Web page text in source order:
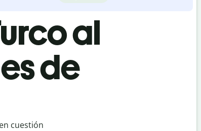
al
de
cuestión